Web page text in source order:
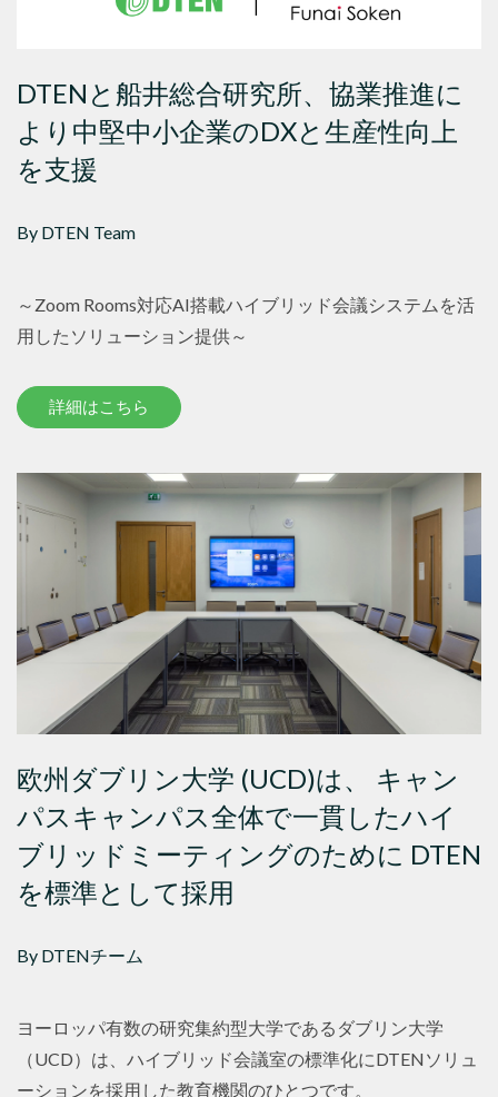
DTENと船井総合研究所、協業推進に
より中堅中小企業のDXと生産性向上
を支援
By DTEN Team
～Zoom Rooms対応AI搭載ハイブリッド会議システムを活
用したソリューション提供～
詳細はこちら
欧州ダブリン大学 (UCD)は、 キャン
パスキャンパス全体で一貫したハイ
ブリッドミーティングのために DTEN
を標準として採用
By DTENチーム
ヨーロッパ有数の研究集約型大学であるダブリン大学
（UCD）は、ハイブリッド会議室の標準化にDTENソリュ
ーションを採用した教育機関のひとつです。